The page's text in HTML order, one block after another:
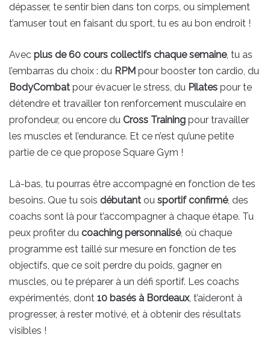
dépasser, te sentir bien dans ton corps, ou simplement
t’amuser tout en faisant du sport, tu es au bon endroit !
Avec plus de 60 cours collectifs chaque semaine, tu as
l’embarras du choix : du RPM pour booster ton cardio, du
BodyCombat pour évacuer le stress, du Pilates pour te
détendre et travailler ton renforcement musculaire en
profondeur, ou encore du Cross Training pour travailler
les muscles et l’endurance. Et ce n’est qu’une petite
partie de ce que propose Square Gym !
Là-bas, tu pourras être accompagné en fonction de tes
besoins. Que tu sois débutant ou sportif confirmé, des
coachs sont là pour t’accompagner à chaque étape. Tu
peux profiter du coaching personnalisé, où chaque
programme est taillé sur mesure en fonction de tes
objectifs, que ce soit perdre du poids, gagner en
muscles, ou te préparer à un défi sportif. Les coachs
expérimentés, dont 10 basés à Bordeaux, t’aideront à
progresser, à rester motivé, et à obtenir des résultats
visibles !